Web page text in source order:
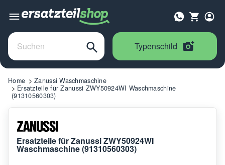
Typenschild
Home
Zanussi Waschmaschine
Ersatzteile für Zanussi ZWY50924WI Waschmaschine
(91310560303)
Ersatzteile für Zanussi ZWY50924WI
Waschmaschine (91310560303)